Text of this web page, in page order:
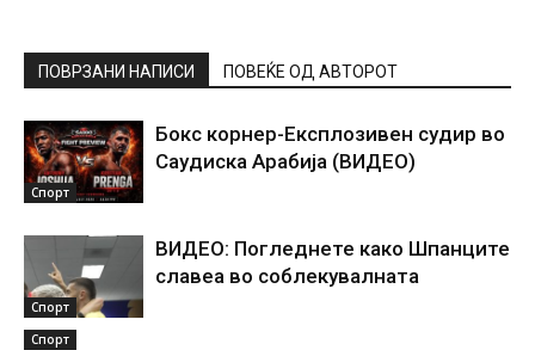
ПОВРЗАНИ НАПИСИ ПОВЕЌЕ ОД АВТОРОТ
Спорт
Бокс корнер-Експлозивен судир во
Саудиска Арабија (ВИДЕО)
Спорт
ВИДЕО: Погледнете како Шпанците
славеа во соблекувалната
Спорт